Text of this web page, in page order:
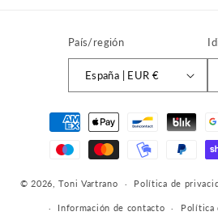
País/región
España | EUR €
Formas
© 2026,Toni Vartrano Política de
Información de contacto Política